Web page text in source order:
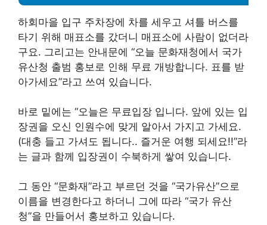
하회마을 입구 주차장에 차를 세우고 셔틀 버스를
타기 위해 매표소를 갔더니 매표소에 사람이 없더라
구요. 그리고는 안내문에 “오늘 문화재청에서 국가
유산청 출범 홍보로 인해 무료 개방합니다. 표를 받
아가세요”라고 쓰여 있습니다.
바로 밑에는 “오늘은 무료입장 입니다. 앞에 있는 입
장권을 오신 인원수에 맞게 알아서 가지고 가세요.
(대충 들고 가셔도 됩니다.. 즐거운 여행 되세요!!”라
는 글과 함께 입장권이 수북하게 쌓여 있습니다.
그 동안 “문화재”라고 부르던 것을 “국가유산”으로
이름을 변경한다고 하더니 그에 따라 “국가 유산
청”을 만들어서 홍보하고 있습니다.